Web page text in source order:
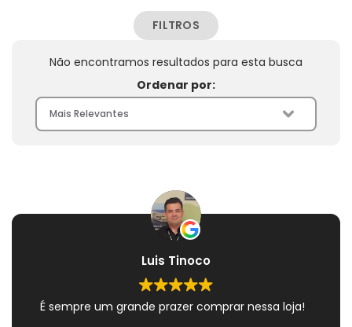
FILTROS
Não encontramos resultados para esta busca
Ordenar por:
Luis Tinoco
É sempre um grande prazer comprar nessa loja!